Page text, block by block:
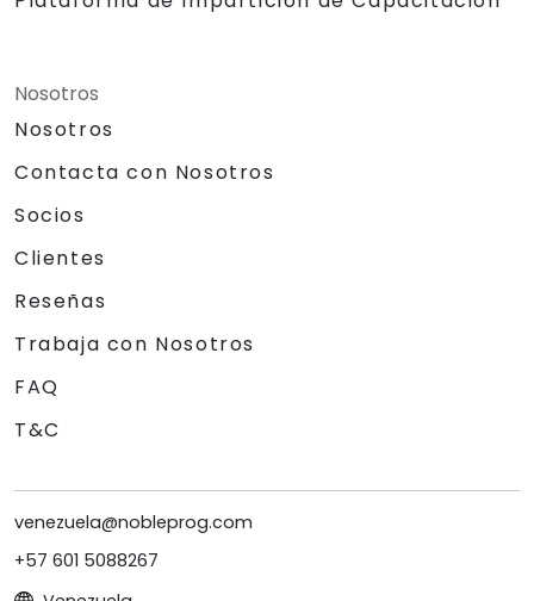
Nosotros
Nosotros
Contacta con Nosotros
Socios
Clientes
Reseñas
Trabaja con Nosotros
FAQ
T&C
venezuela@nobleprog.com
+57 601 5088267